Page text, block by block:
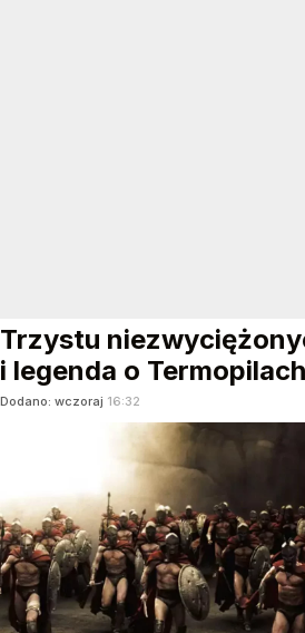
Trzystu
i legenda o Termopilach
Dodano: wczoraj 16:32